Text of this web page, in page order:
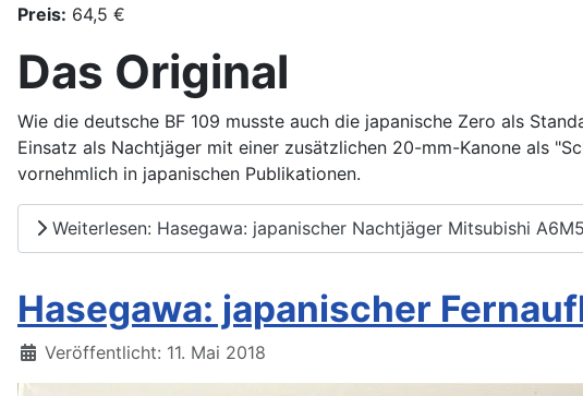
Preis: 64,5 €
Das Original
Wie die deutsche BF 109 musste auch die japanische Zero als
Einsatz als Nachtjäger mit einer zusätzlichen 20-mm-Kanone als
vornehmlich in japanischen Publikationen.
Weiterlesen: Hasegawa: japanischer Nachtjäger Mitsubishi
Hasegawa: japanischer
Details
Veröffentlicht: 11. Mai 2018